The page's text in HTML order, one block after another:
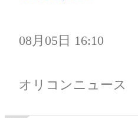
08月05日 16:10
オリコンニュース